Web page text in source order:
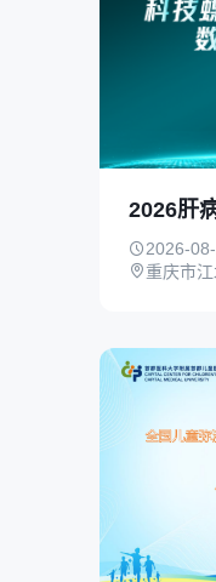
2026-
重庆市